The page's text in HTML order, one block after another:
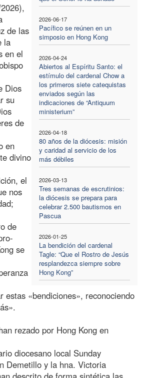
2026-06-17
Pacífico se reúnen en un
simposio en Hong Kong
2026-04-24
Abiertos al Espíritu Santo: el
estímulo del cardenal Chow a
los primeros siete catequistas
enviados según las
indicaciones de “Antiquum
ministerium”
2026-04-18
80 años de la diócesis: misión
y caridad al servicio de los
más débiles
2026-03-13
Tres semanas de escrutinios:
la diócesis se prepara para
celebrar 2.500 bautismos en
Pascua
2026-01-25
La bendición del cardenal
Tagle: “Que el Rostro de Jesús
resplandezca siempre sobre
Hong Kong”
de las
la
en el
Dios
su
de
en
divino
el
nos
de
se
«bendiciones», reconociendo
rezado por Hong Kong en
diocesano local Sunday
Demetillo y la hna. Victoria